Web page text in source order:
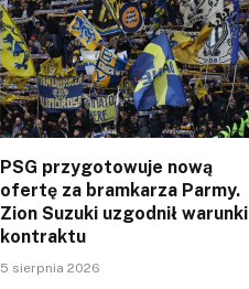
PSG przygotowuje nową
ofertę za bramkarza Parmy.
Zion Suzuki uzgodnił warunki
kontraktu
5 sierpnia 2026